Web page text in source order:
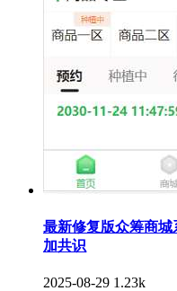
最新修复版众筹商
加共识
2025-08-29 1.23k